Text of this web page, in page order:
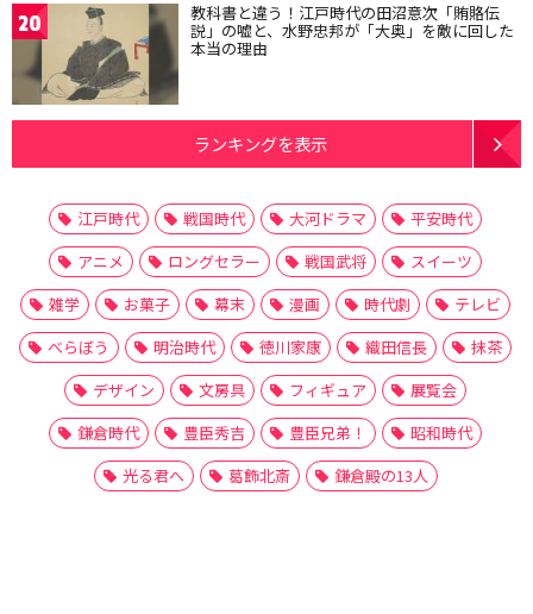
20 教科書と違う！江戸時代の田沼意次「賄賂伝
説」の嘘と、水野忠邦が「大奥」を敵に回した
本当の理由
ランキングを表示
江戸時代 戦国時代 大河ドラマ
平安時代
アニメ
ロングセラー 戦国武将
スイーツ
雑学
お菓子 幕末 漫画 時代劇
テレビ
べらぼう
明治時代 徳川家康 織田信長
抹茶
デザイン
文房具 フィギュア
展覧会
鎌倉時代
豊臣秀吉 豊臣兄弟！
昭和時代
光る君へ
葛飾北斎 鎌倉殿の13人